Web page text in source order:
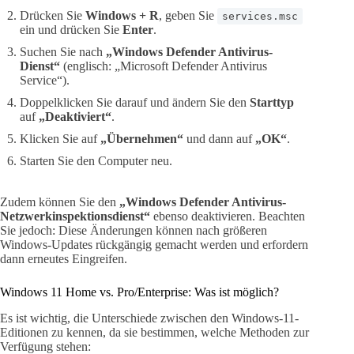
Drücken Sie Windows + R, geben Sie services.msc
ein und drücken Sie Enter.
Suchen Sie nach „Windows Defender Antivirus-
Dienst“ (englisch: „Microsoft Defender Antivirus
Service“).
Doppelklicken Sie darauf und ändern Sie den Starttyp
auf „Deaktiviert“.
Klicken Sie auf „Übernehmen“ und dann auf „OK“.
Starten Sie den Computer neu.
Zudem können Sie den „Windows Defender Antivirus-
Netzwerkinspektionsdienst“ ebenso deaktivieren. Beachten
Sie jedoch: Diese Änderungen können nach größeren
Windows-Updates rückgängig gemacht werden und erfordern
dann erneutes Eingreifen.
Windows 11 Home vs. Pro/Enterprise: Was ist möglich?
Es ist wichtig, die Unterschiede zwischen den Windows-11-
Editionen zu kennen, da sie bestimmen, welche Methoden zur
Verfügung stehen: